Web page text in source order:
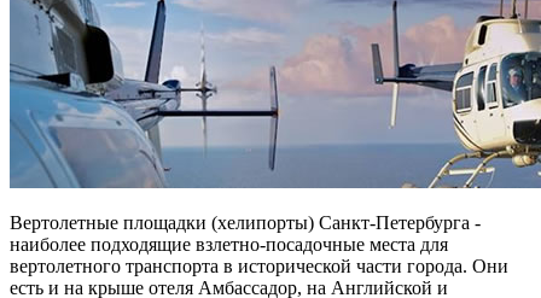
Вертолетные площадки (хелипорты) Санкт-Петербурга -
наиболее подходящие взлетно-посадочные места для
вертолетного транспорта в исторической части города. Они
есть и на крыше отеля Амбассадор, на Английской и